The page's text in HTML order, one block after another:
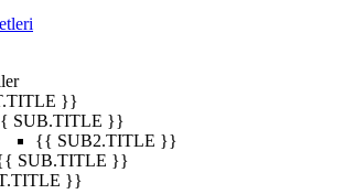
}}
SUB.TITLE }}
{{ SUB2.TITLE }}
SUB.TITLE }}
}}